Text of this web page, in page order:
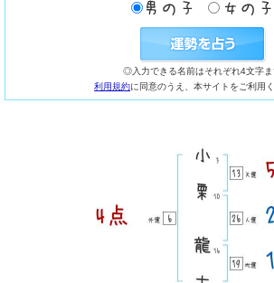
◎入力できる名前はそれぞれ4文字
利用規約に同意のうえ、本サイトをご利用く